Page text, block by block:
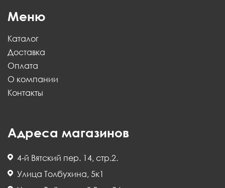
Меню
Каталог
Доставка
Оплата
О компании
Контакты
Адреса магазинов
4-й Вятский пер. 14, стр.2.
Улица Толбухина, 5к1